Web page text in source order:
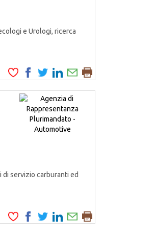
e Urologi, ricerca
servizio carburanti ed